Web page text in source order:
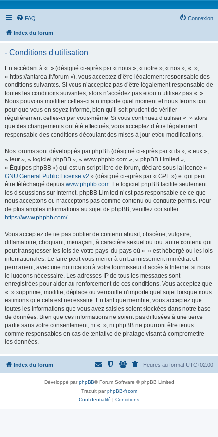
FAQ Connexion
Index du forum
- Conditions d’utilisation
En accédant à « » (désigné ci-après par « nous », « notre », « nos », « »,
« https://antarea.fr/forum »), vous acceptez d’être légalement responsable des
conditions suivantes. Si vous n’acceptez pas d’être légalement responsable de
toutes les conditions suivantes, alors n’accédez pas et/ou n’utilisez pas « ».
Nous pouvons modifier celles-ci à n’importe quel moment et nous ferons tout
pour que vous en soyez informé, bien qu’il soit prudent de vérifier
régulièrement celles-ci par vous-même. Si vous continuez d’utiliser « » alors
que des changements ont été effectués, vous acceptez d’être légalement
responsable des conditions découlant des mises à jour et/ou modifications.
Nos forums sont développés par phpBB (désigné ci-après par « ils », « eux »,
« leur », « logiciel phpBB », « www.phpbb.com », « phpBB Limited »,
« Équipes phpBB ») qui est un script libre de forum, déclaré sous la licence «
GNU General Public License v2 » (désigné ci-après par « GPL ») et qui peut
être téléchargé depuis www.phpbb.com. Le logiciel phpBB facilite seulement
les discussions sur Internet. phpBB Limited n’est pas responsable de ce que
nous acceptons ou n’acceptons pas comme contenu ou conduite permis. Pour
de plus amples informations au sujet de phpBB, veuillez consulter :
https://www.phpbb.com/.
Vous acceptez de ne pas publier de contenu abusif, obscène, vulgaire,
diffamatoire, choquant, menaçant, à caractère sexuel ou tout autre contenu qui
peut transgresser les lois de votre pays, du pays où « » est hébergé ou les lois
internationales. Le faire peut vous mener à un bannissement immédiat et
permanent, avec une notification à votre fournisseur d’accès à Internet si nous
le jugeons nécessaire. Les adresses IP de tous les messages sont
enregistrées pour aider au renforcement de ces conditions. Vous acceptez que
« » supprime, modifie, déplace ou verrouille n’importe quel sujet lorsque nous
estimons que cela est nécessaire. En tant que membre, vous acceptez que
toutes les informations que vous avez saisies soient stockées dans notre base
de données. Bien que ces informations ne soient pas diffusées à une tierce
partie sans votre consentement, ni « », ni phpBB ne pourront être tenus
comme responsables en cas de tentative de piratage visant à compromettre
les données.
Index du forum Heures au format UTC+02:00
Développé parphpBB® Forum Software © phpBB Limited
Traduit parphpBB-fr.com
Confidentialité | Conditions